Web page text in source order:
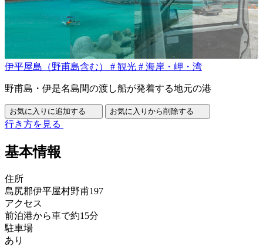
伊平屋島（野甫島含む） # 観光 # 海岸・岬・湾
野甫島・伊是名島間の渡し船が発着する地元の港
お気に入りに追加する お気に入りから削除する
行き方を見る
基本情報
住所
島尻郡伊平屋村野甫197
アクセス
前泊港から車で約15分
駐車場
あり